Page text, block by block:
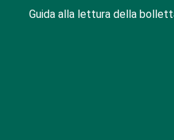
Guida alla lettura della